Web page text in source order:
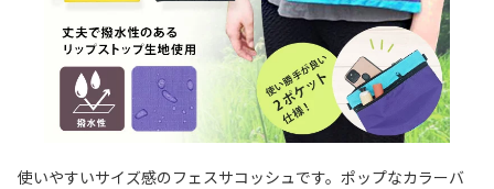
使いやすいサイズ感のフェスサコッシュです。ポップなカラーバ